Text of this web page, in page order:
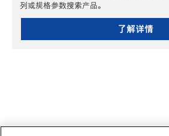
列或规格参数搜索产品。
了解详情